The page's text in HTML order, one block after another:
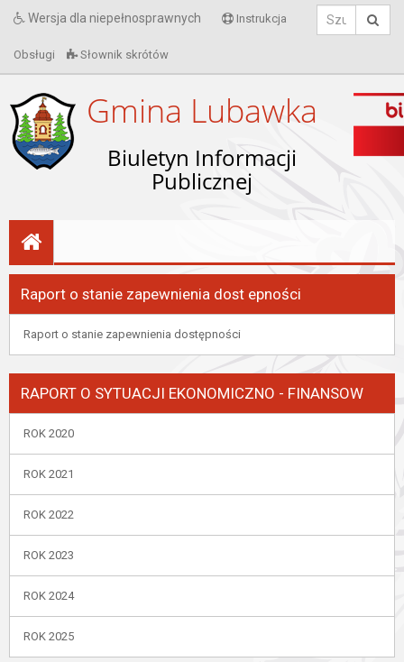
Wersja dla niepełnosprawnych Instrukcja
Obsługi Słownik skrótów
Gmina Lubawka
Biuletyn Informacji
Publicznej
Raport o stanie zapewnienia dost epności
Raport o stanie zapewnienia dostępności
RAPORT O SYTUACJI EKONOMICZNO - FINANSOW
ROK 2020
ROK 2021
ROK 2022
ROK 2023
ROK 2024
ROK 2025